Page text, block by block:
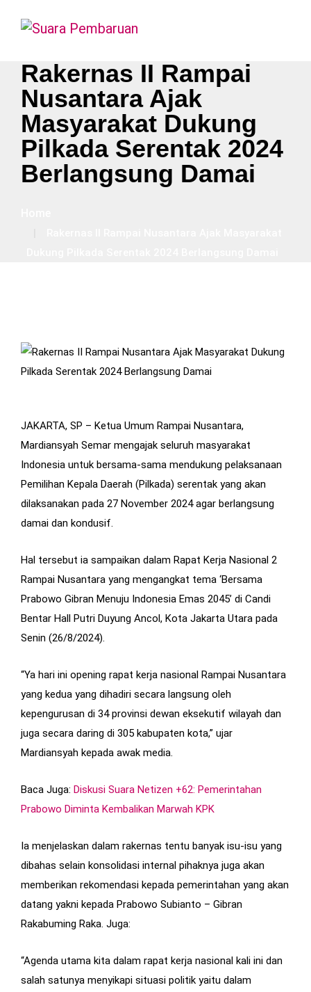
Rakernas II Rampai
Nusantara Ajak
Masyarakat Dukung
Pilkada Serentak 2024
Berlangsung Damai
JAKARTA, SP – Ketua Umum Rampai Nusantara,
Mardiansyah Semar mengajak seluruh masyarakat
Indonesia untuk bersama-sama mendukung pelaksanaan
Pemilihan Kepala Daerah (Pilkada) serentak yang akan
dilaksanakan pada 27 November 2024 agar berlangsung
damai dan kondusif.
Hal tersebut ia sampaikan dalam Rapat Kerja Nasional 2
Rampai Nusantara yang mengangkat tema ‘Bersama
Prabowo Gibran Menuju Indonesia Emas 2045’ di Candi
Bentar Hall Putri Duyung Ancol, Kota Jakarta Utara pada
Senin (26/8/2024).
“Ya hari ini opening rapat kerja nasional Rampai Nusantara
yang kedua yang dihadiri secara langsung oleh
kepengurusan di 34 provinsi dewan eksekutif wilayah dan
juga secara daring di 305 kabupaten kota,” ujar
Mardiansyah kepada awak media.
Baca Juga: Diskusi Suara Netizen +62: Pemerintahan
Prabowo Diminta Kembalikan Marwah KPK
Ia menjelaskan dalam rakernas tentu banyak isu-isu yang
dibahas selain konsolidasi internal pihaknya juga akan
memberikan rekomendasi kepada pemerintahan yang akan
datang yakni kepada Prabowo Subianto – Gibran
Rakabuming Raka. Juga:
“Agenda utama kita dalam rapat kerja nasional kali ini dan
salah satunya menyikapi situasi politik yaitu dalam